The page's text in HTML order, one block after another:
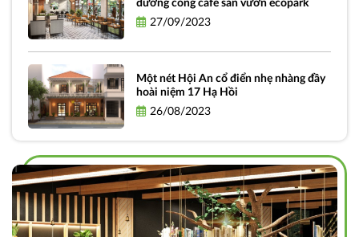
đường cong cafe sân vườn ecopark
27/09/2023
Một nét Hội An cổ điển nhẹ nhàng đầy
hoài niệm 17 Hạ Hồi
26/08/2023